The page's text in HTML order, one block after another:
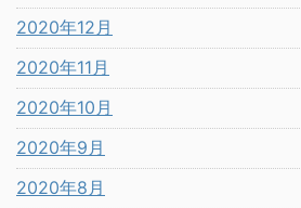
2020年12月
2020年11月
2020年10月
2020年9月
2020年8月